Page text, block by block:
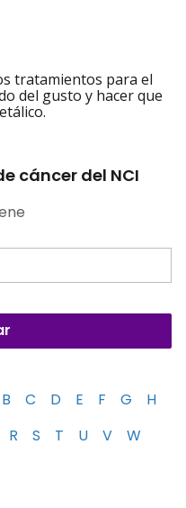
tratamientos para el
del gusto y hacer que
cáncer del NCI
B C D E F G
H
R S T U V
W